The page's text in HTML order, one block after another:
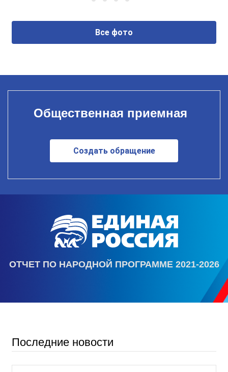
Все фото
Общественная приемная
Создать обращение
ОТЧЕТ ПО НАРОДНОЙ ПРОГРАММЕ 2021-2026
Последние новости